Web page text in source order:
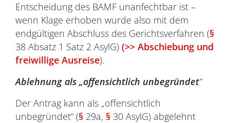
Entscheidung des BAMF unanfechtbar ist –
wenn Klage erhoben wurde also mit dem
endgültigen Abschluss des Gerichtsverfahren (§
38 Absatz 1 Satz 2 AsylG) (>> Abschiebung und
freiwillige Ausreise).
Ablehnung als „offensichtlich unbegründet“
Der Antrag kann als „offensichtlich
unbegründet“ (§ 29a, § 30 AsylG) abgelehnt